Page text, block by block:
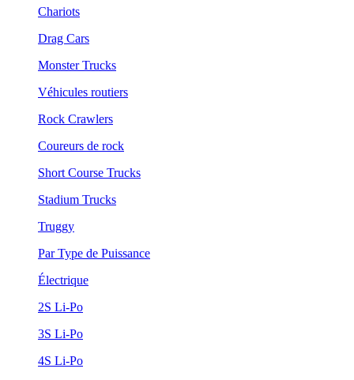
Chariots
Drag Cars
Monster Trucks
Véhicules routiers
Rock Crawlers
Coureurs de rock
Short Course Trucks
Stadium Trucks
Truggy
Par Type de Puissance
Électrique
2S Li-Po
3S Li-Po
4S Li-Po